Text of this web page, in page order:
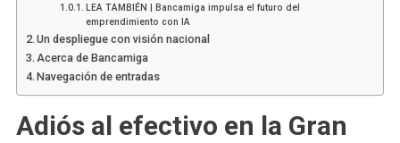
LEA TAMBIÉN | Bancamiga impulsa el futuro del
emprendimiento con IA
Un despliegue con visión nacional
Acerca de Bancamiga
Navegación de entradas
Adiós al efectivo en la Gran